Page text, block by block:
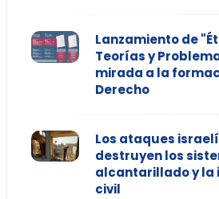
Lanzamiento de
Teorías y
mirada a la
Derecho
Los ataques
destruyen los
alcantarillado y
civil